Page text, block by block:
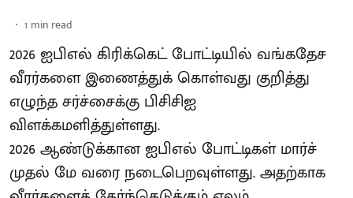
1 min read
2026 ஐபிஎல் கிரிக்கெட் போட்டியில் வங்கதேச
வீரர்களை இணைத்துக் கொள்வது குறித்து
எழுந்த சர்ச்சைக்கு பிசிசிஐ
விளக்கமளித்துள்ளது.
2026 ஆண்டுக்கான ஐபிஎல் போட்டிகள் மார்ச்
முதல் மே வரை நடைபெறவுள்ளது. அதற்காக